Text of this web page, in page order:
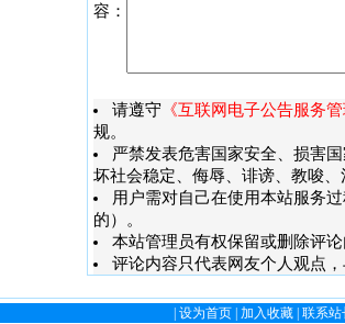
容：
请遵守 《互联网电子公告服务
规。
严禁发表危害国家安全、损害
坏社会稳定、侮辱、诽谤、教唆
用户需对自己在使用本站服务
的）。
本站管理员有权保留或删除评
评论内容只代表网友个人观点
设为首页| 加入收藏| 联系站